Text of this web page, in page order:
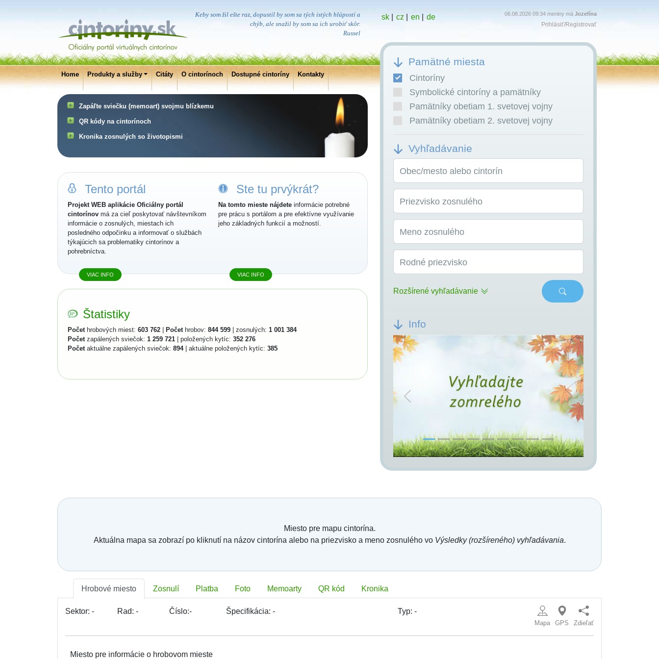
Keby som žil ešte raz, dopustil by som sa tých istých hlúpostí a
chýb, ale snažil by som sa ich urobiť skôr.
Russel
Home Produkty a služby Citáty O cintorínoch Dostupné cintoríny Kontakty
Zapáľte sviečku (memoart) svojmu blízkemu
QR kódy na cintorínoch
Kronika zosnulých so životopismi
sk| cz en de 06.08.2026 09:34 meniny má Jozefína
Prihlásiť/Registrovať
Pamätné miesta
Cintoríny
Symbolické cintoríny a pamätníky
Pamätníky obetiam 1. svetovej vojny
Pamätníky obetiam 2. svetovej vojny
Vyhľadávanie
Obec/mesto alebo cintorín
Priezvisko zosnulého
Meno zosnulého
Rodné priezvisko
Rozšírené vyhľadávanie
Info
Previous Next
Tento portál
Projekt WEB aplikácie Oficiálny portál
cintorínov má za cieľ poskytovať návštevníkom
informácie o zosnulých, miestach ich
posledného odpočinku a informovať o službách
týkajúcich sa problematiky cintorínov a
pohrebníctva.
VIAC INFO
Ste tu prvýkrát?
Na tomto mieste nájdete informácie potrebné
pre prácu s portálom a pre efektívne využívanie
jeho základných funkcií a možností.
VIAC INFO
Štatistiky
Počethrobových miest: 603 762 Počethrobov: 844 599 | zosnulých: 1 001 384
Početzapálených sviečok: 1 259 721 | položených kytíc: 352 276
Početaktuálne zapálených sviečok: 894| aktuálne položených kytíc: 385
Miesto pre mapu cintorína.
Aktuálna mapa sa zobrazí po kliknutí na názov cintorína alebo na priezvisko a meno zosnulého vo Výsledky (rozšíreného) vyhľadávania.
Hrobové miesto Zosnulí Platba Foto Memoarty QR kód Kronika
Sektor: - Rad:- Číslo:- Špecifikácia:- Typ: -
Mapa GPS Zdieľať
Miesto pre informácie o hrobovom mieste